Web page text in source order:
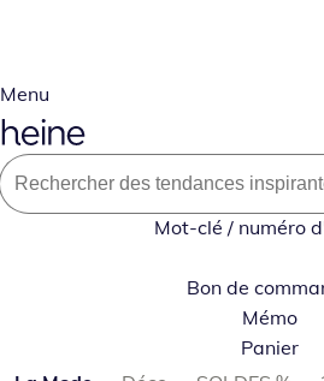
Menu
Mot-clé / numéro
Bon de
Mémo
Panier